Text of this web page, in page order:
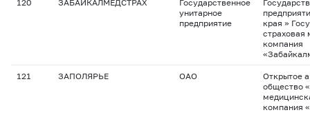
120 ЗАБАЙКАЛМЕДСТРАХ
Государственное
унитарное
предприятие
края »
страховая
компания
121 ЗАПОЛЯРЬЕ ОАО
Открытое
общество
компания